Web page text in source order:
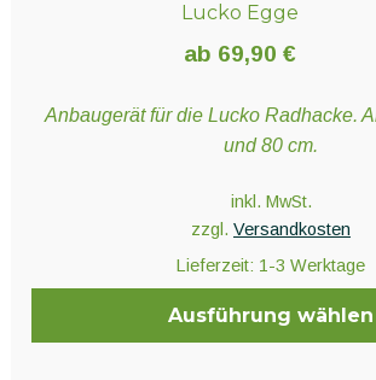
Lucko Egge
ab 69,90€
Anbaugerät für die Lucko Radhacke.
und 80 cm.
inkl. MwSt.
zzgl. Versandkosten
Lieferzeit: 1-3 Werktage
Ausführung wählen